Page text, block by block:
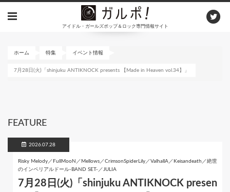
アイドル・ガールズポップ＆ロック専門情報サイト
ホーム 特集 イベント情報
7月28日(火)「shinjuku ANTIKNOCK presents 【Made in Heaven vol.34】」
FEATURE
2026.07.28
Risky Melody／FullMooN／Mellows／CrimsonSpiderLily／ValhallA／Keisandeath／絶世
のインペリアルドール-BAND SET-／JULIA
7月28日(火)「shinjuku ANTIKNOCK presen